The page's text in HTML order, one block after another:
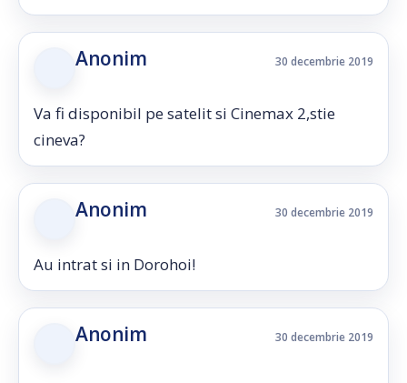
Anonim 30 decembrie 2019
Va fi disponibil pe satelit si Cinemax 2,stie
cineva?
Anonim 30 decembrie 2019
Au intrat si in Dorohoi!
Anonim 30 decembrie 2019